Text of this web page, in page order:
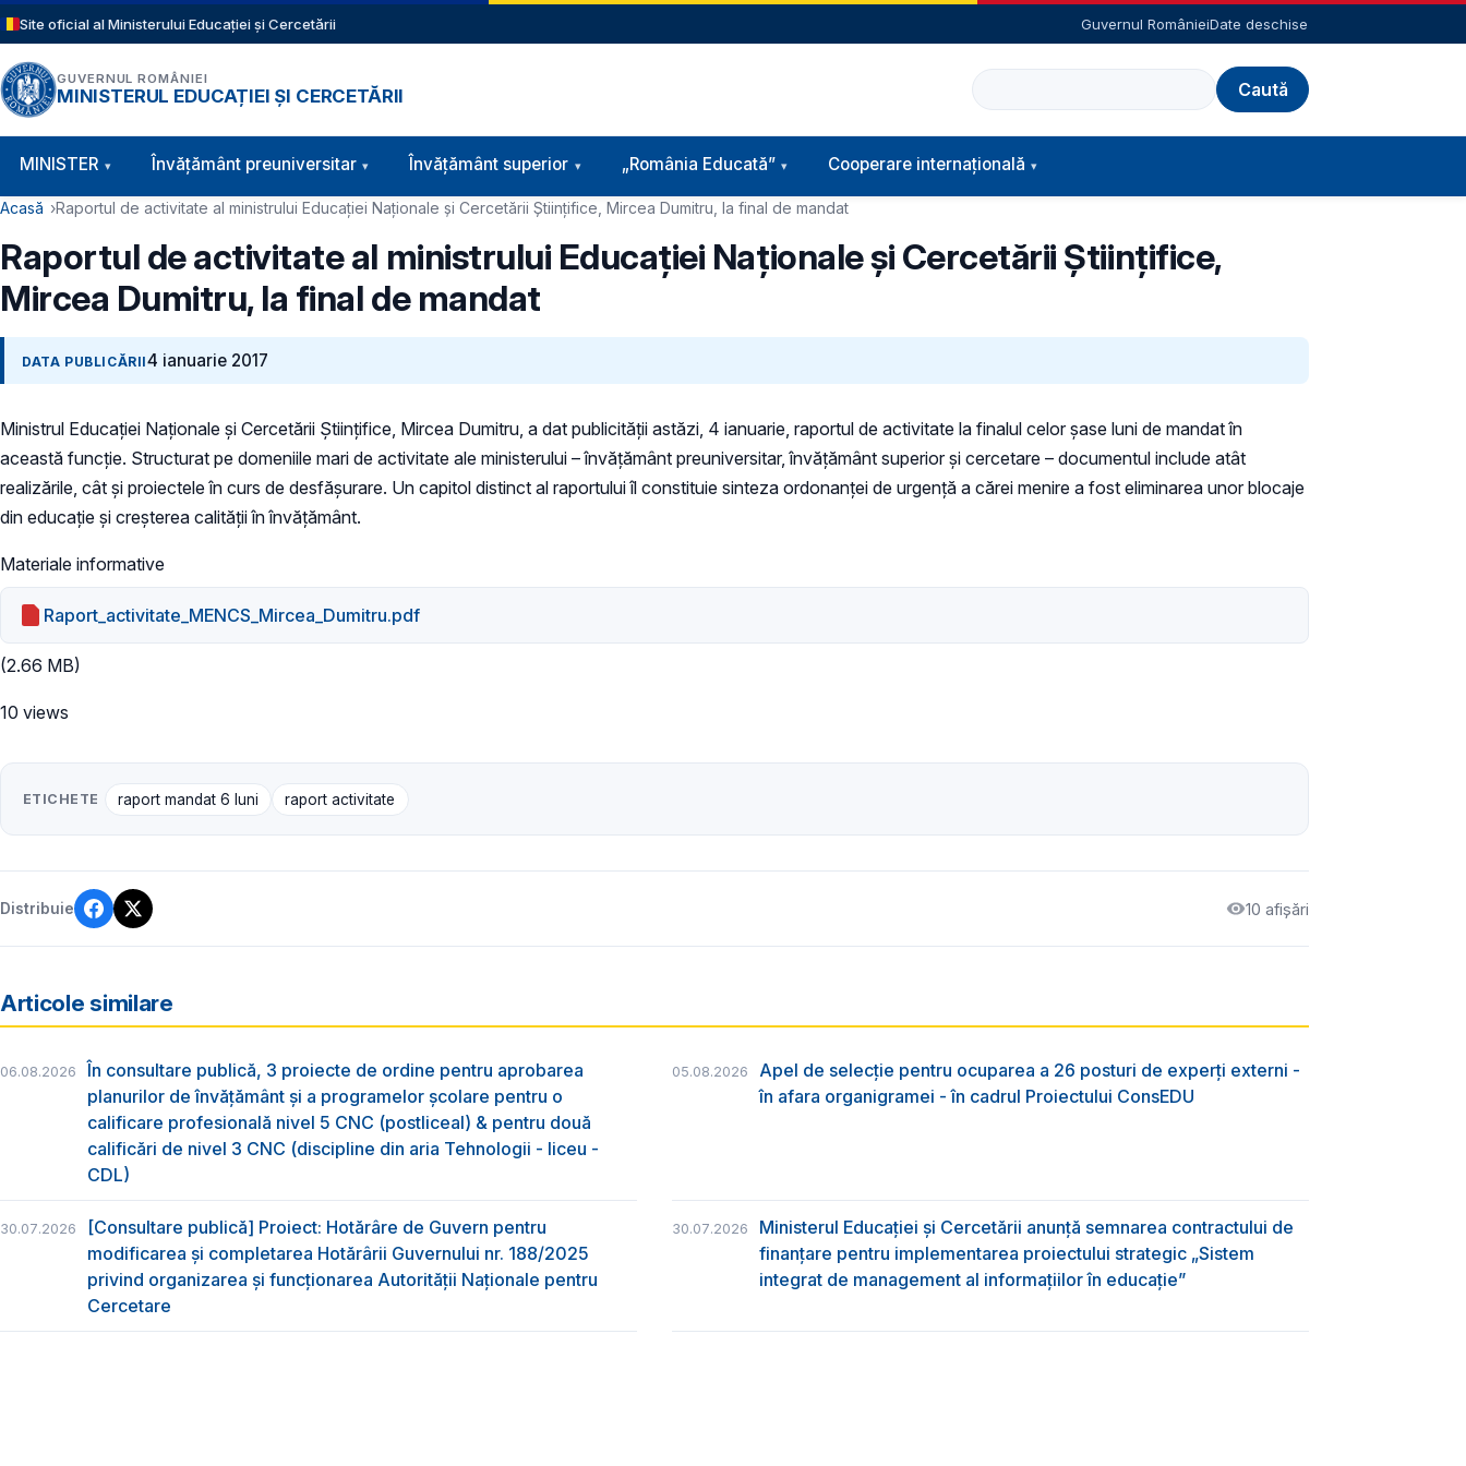
Sari la conținutul principal
Site oficial al Ministerului Educației și Cercetării Guvernul RomânieiDate deschise
GUVERNUL ROMÂNIEI
MINISTERUL EDUCAȚIEI ȘI CERCETĂRII
Caută
Navigație principală
MINISTER Învăţământ preuniversitar Învățământ superior „România Educată” Cooperare internațională
Cale de navigare
Acasă Raportul de activitate al ministrului Educației Naționale și Cercetării Științifice, Mircea Dumitru, la final de mandat
Raportul de activitate al ministrului Educației Naționale și Cercetării Științifice,
Mircea Dumitru, la final de mandat
DATA PUBLICĂRII4 ianuarie 2017
Ministrul Educației Naționale și Cercetării Științifice, Mircea Dumitru, a dat publicității astăzi, 4 ianuarie, raportul de activitate la finalul celor șase luni de mandat în
această funcție. Structurat pe domeniile mari de activitate ale ministerului – învățământ preuniversitar, învățământ superior și cercetare – documentul include atât
realizările, cât și proiectele în curs de desfășurare. Un capitol distinct al raportului îl constituie sinteza ordonanței de urgență a cărei menire a fost eliminarea unor blocaje
din educație și creșterea calității în învățământ.
Materiale informative
Raport_activitate_MENCS_Mircea_Dumitru.pdf
(2.66 MB)
10 views
ETICHETE raport mandat 6 luni raport activitate
Distribuie 10 afișări
Articole similare
06.08.2026
În consultare publică, 3 proiecte de ordine pentru aprobarea
planurilor de învățământ și a programelor școlare pentru o
calificare profesională nivel 5 CNC (postliceal) & pentru două
calificări de nivel 3 CNC (discipline din aria Tehnologii - liceu -
CDL)
05.08.2026
Apel de selecție pentru ocuparea a 26 posturi de experți externi -
în afara organigramei - în cadrul Proiectului ConsEDU
30.07.2026
[Consultare publică] Proiect: Hotărâre de Guvern pentru
modificarea și completarea Hotărârii Guvernului nr. 188/2025
privind organizarea şi funcţionarea Autorităţii Naţionale pentru
Cercetare
30.07.2026
Ministerul Educației și Cercetării anunță semnarea contractului de
finanțare pentru implementarea proiectului strategic „Sistem
integrat de management al informațiilor în educație”